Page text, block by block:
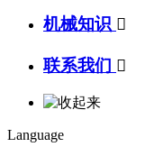
机械知识 
联系我们 
Language